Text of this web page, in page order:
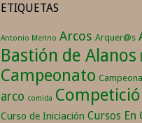
ETIQUETAS
Antonio Merino Arcos Arquer@s
Bastión de Alanos
Campeonato
arco comida
Curso de Iniciación Cursos En